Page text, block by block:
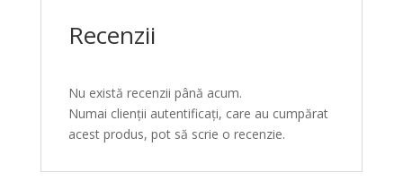
Recenzii
Nu există recenzii până acum.
Numai clienții autentificați, care au cumpărat
acest produs, pot să scrie o recenzie.